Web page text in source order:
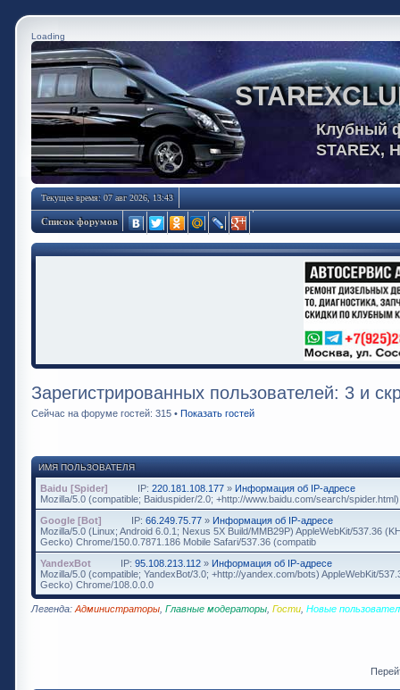
Loading
Клубный
STAREX,
Текущее время: 07 авг 2026, 13:43
Список форумов
Зарегистрированных пользователей: 3 и
Сейчас на форуме гостей: 315 • Показать гостей
ИМЯ ПОЛЬЗОВАТЕЛЯ
Baidu [Spider] IP: 220.181.108.177 » Информация об IP-адресе
Mozilla/5.0 (compatible; Baiduspider/2.0; +http://www.baidu.com/search/spider.html)
Google [Bot]
IP: 66.249.75.77 » Информация об IP-адресе
Mozilla/5.0 (Linux; Android 6.0.1; Nexus 5X Build/MMB29P) AppleWebKit/537.36
Gecko) Chrome/150.0.7871.186 Mobile Safari/537.36 (compatib
YandexBot
IP: 95.108.213.112 » Информация об IP-адресе
Mozilla/5.0 (compatible; YandexBot/3.0; +http://yandex.com/bots) AppleWebKit/
Gecko) Chrome/108.0.0.0
Легенда: Администраторы Главные модераторы Гости Новые